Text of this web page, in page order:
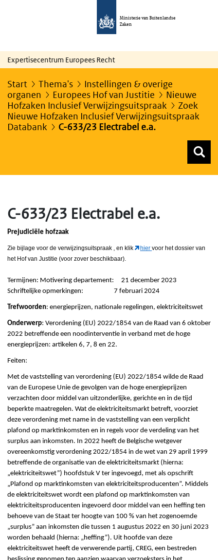
Ministerie van Buitenlandse
Zaken
Expertisecentrum Europees Recht
Start Thema's
Instellingen & overige
organen
Europees Hof van Justitie
Nieuwe
Hofzaken Inclusief Verwijzingsuitspraak
Zoek
Nieuwe Hofzaken Inclusief Verwijzingsuitspraak
Databank
C-633/23 Electrabel e.a.
C-633/23 Electrabel e.a.
Prejudiciële hofzaak
Zie bijlage voor de verwijzingsuitspraak , en klik hier voor het dossier van
het Hof van Justitie (voor zover beschikbaar).
Termijnen: Motivering departement: 21 december 2023
Schriftelijke opmerkingen: 7 februari 2024
Trefwoorden: energieprijzen, nationale regelingen, elektriciteitswet
Onderwerp: Verordening (EU) 2022/1854 van de Raad van 6 oktober
2022 betreffende een noodinterventie in verband met de hoge
energieprijzen: artikelen 6, 7, 8 en 22.
Feiten:
Met de vaststelling van verordening (EU) 2022/1854 wilde de Raad
van de Europese Unie de gevolgen van de hoge energieprijzen
verzachten door middel van uitzonderlijke, gerichte en in de tijd
beperkte maatregelen. Wat de elektriciteitsmarkt betreft, voorziet
deze verordening met name in de vaststelling van een verplicht
plafond op marktinkomsten en in regels voor de verdeling van het
surplus aan inkomsten. In 2022 heeft de Belgische wetgever
overeenkomstig verordening 2022/1854 in de wet van 29 april 1999
betreffende de organisatie van de elektriciteitsmarkt (hierna:
„elektriciteitswet”) hoofdstuk V ter ingevoegd, met als opschrift
„Plafond op marktinkomsten van elektriciteitsproducenten”. Middels
de elektriciteitswet wordt een plafond op marktinkomsten van
elektriciteitsproducenten ingevoerd door middel van een heffing ten
behoeve van de Staat ter hoogte van 100 % van het zogenoemde
„surplus” aan inkomsten die tussen 1 augustus 2022 en 30 juni 2023
worden behaald (hierna: „heffing”). Uit hoofde van deze
elektriciteitswet heeft de verwerende partij, CREG, een bestreden